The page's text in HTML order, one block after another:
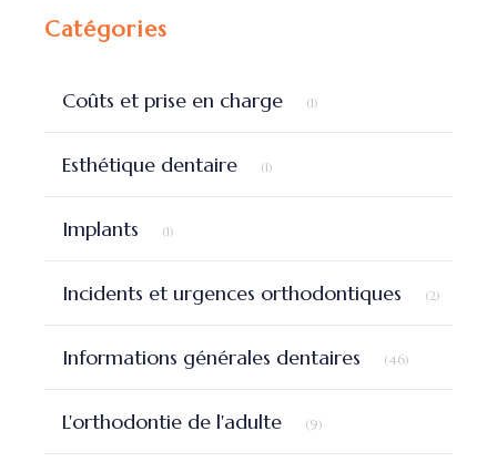
Catégories
Coûts et prise en charge (1)
Esthétique dentaire (1)
Implants (1)
Incidents et urgences orthodontiques (2)
Informations générales dentaires (46)
L'orthodontie de l'adulte (9)